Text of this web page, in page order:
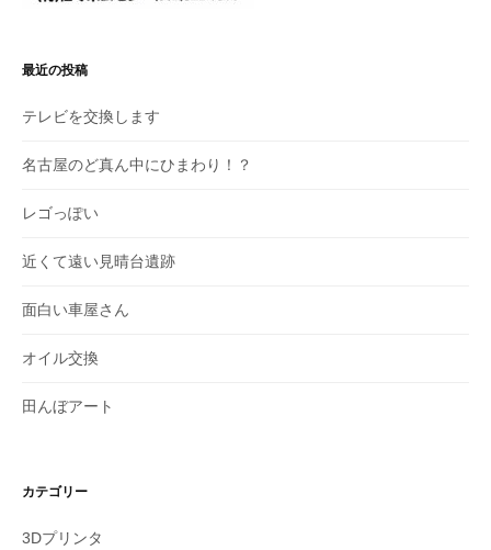
最近の投稿
テレビを交換します
名古屋のど真ん中にひまわり！？
レゴっぽい
近くて遠い見晴台遺跡
面白い車屋さん
オイル交換
田んぼアート
カテゴリー
3Dプリンタ